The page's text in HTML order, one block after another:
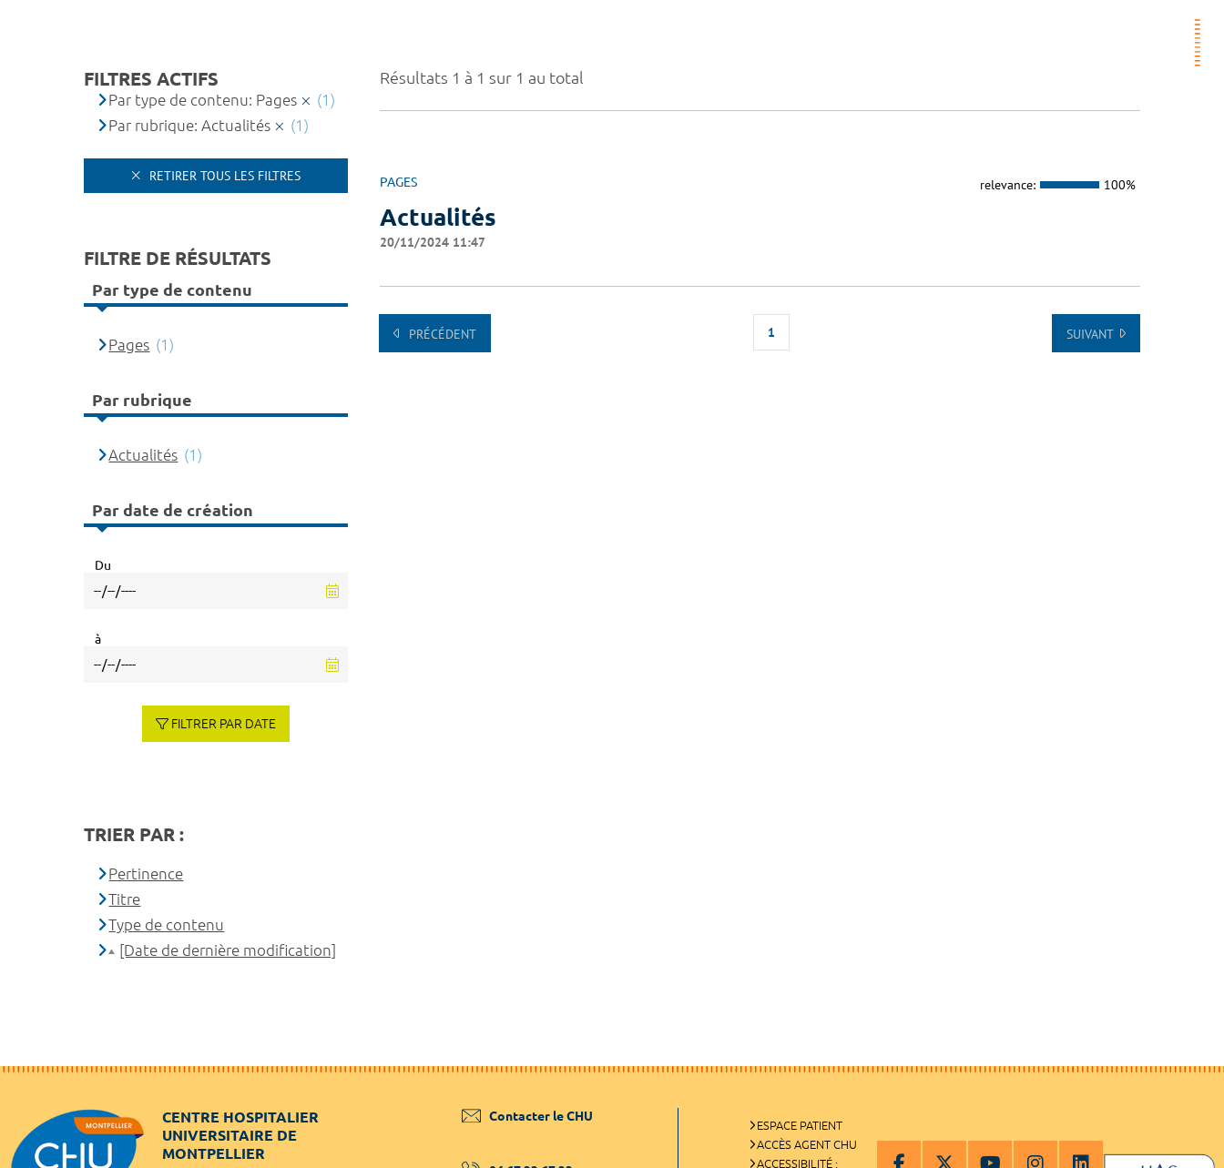
Résultats 1 à 1 sur 1 au total
PAGES relevance: 100%
Actualités
20/11/2024 11:47
PRÉCÉDENT 1 SUIVANT
FILTRES ACTIFS
Par type de contenu: Pages
(1)
Par rubrique: Actualités
(1)
RETIRER TOUS LES FILTRES
FILTRE DE RÉSULTATS
Par type de contenu
Pages (1)
Par rubrique
Actualités (1)
Par date de création
Du
à
FILTRER PAR DATE
TRIER PAR :
Pertinence
Titre
Type de contenu
[Date de dernière modification]
CENTRE HOSPITALIER
UNIVERSITAIRE DE
MONTPELLIER
Contacter le CHU
ESPACE PATIENT
ACCÈS AGENT CHU
ACCESSIBILITÉ :